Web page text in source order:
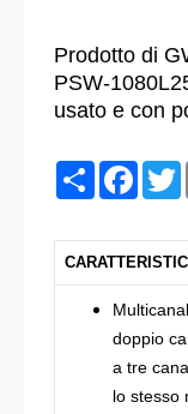
Prodotto di
PSW-
usato e con
Condividi
doppio
a tre
lo stesso